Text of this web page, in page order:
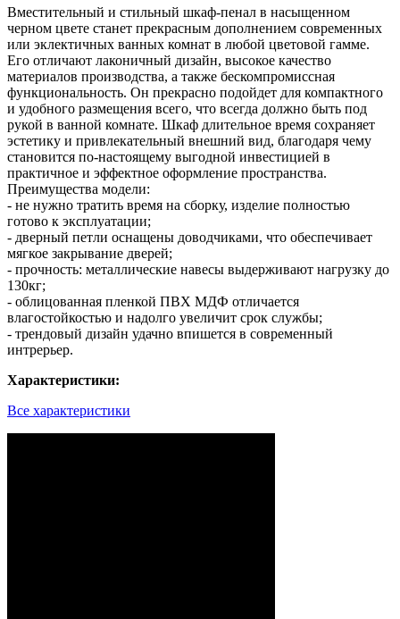
Вместительный и стильный шкаф-пенал в насыщенном
черном цвете станет прекрасным дополнением современных
или эклектичных ванных комнат в любой цветовой гамме.
Его отличают лаконичный дизайн, высокое качество
материалов производства, а также бескомпромиссная
функциональность. Он прекрасно подойдет для компактного
и удобного размещения всего, что всегда должно быть под
рукой в ванной комнате. Шкаф длительное время сохраняет
эстетику и привлекательный внешний вид, благодаря чему
становится по-настоящему выгодной инвестицией в
практичное и эффектное оформление пространства.
Преимущества модели:
- не нужно тратить время на сборку, изделие полностью
готово к эксплуатации;
- дверный петли оснащены доводчиками, что обеспечивает
мягкое закрывание дверей;
- прочность: металлические навесы выдерживают нагрузку до
130кг;
- облицованная пленкой ПВХ МДФ отличается
влагостойкостью и надолго увеличит срок службы;
- трендовый дизайн удачно впишется в современный
интрерьер.
Характеристики:
Все характеристики